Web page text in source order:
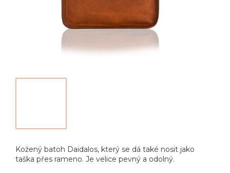
Kožený batoh Daidalos, který se dá také nosit jako
taška přes rameno. Je velice pevný a odolný.